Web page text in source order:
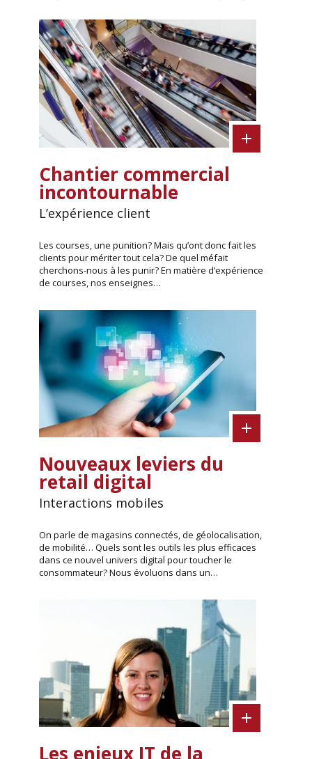
Chantier commercial
incontournable
L’expérience client
Les courses, une punition? Mais qu’ont donc fait les
clients pour mériter tout cela? De quel méfait
cherchons-nous à les punir? En matière d’expérience
de courses, nos enseignes…
Nouveaux leviers du
retail digital
Interactions mobiles
On parle de magasins connectés, de géolocalisation,
de mobilité… Quels sont les outils les plus efficaces
dans ce nouvel univers digital pour toucher le
consommateur? Nous évoluons dans un…
Les enjeux IT de la